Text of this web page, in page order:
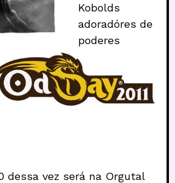
Kobolds
adoradóres de
poderes
dessa vez será na Orgutal